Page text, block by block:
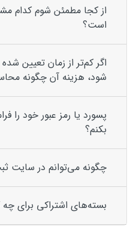
از کجا مطمئن شوم کدام
است؟
اگر کم‌تر از زمان تعیین
شود، هزینه آن چگونه
پسورد یا رمز عبور خود را
بکنم؟
چگونه می‌توانم در سایت
بسته‌های اشتراکی برای